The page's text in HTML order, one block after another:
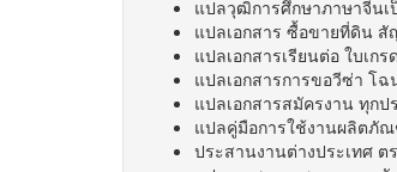
แปลวุฒิการศึกษาภาษาจีนเ
แปลเอกสาร ซื้อขายที่ดิน
แปลเอกสารเรียนต่อ ใบเก
แปลเอกสารการขอวีซ่า โ
แปลเอกสารสมัครงาน ทุก
แปลคู่มือการใช้งานผลิตภั
ประสานงานต่างประเทศ ต